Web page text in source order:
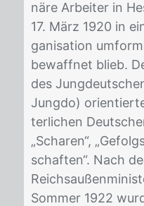
nä­re Ar­bei­ter in
17. März 1920 in
ga­ni­sa­ti­on
be­waff­net blieb.
des
Jung­do)
ter­li­chen
„Scha­ren“,
schaf­ten“. Nach
Som­mer 1922